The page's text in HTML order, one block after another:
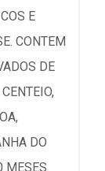
E
CONTEM
DE
DO
MESES.